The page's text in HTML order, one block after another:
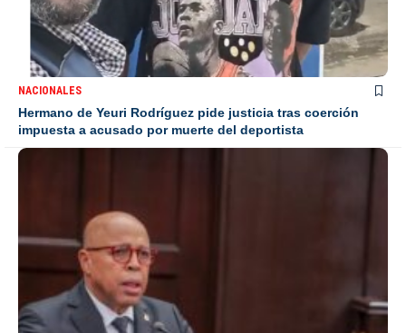
NACIONALES
Hermano de Yeuri Rodríguez pide justicia tras coerción
impuesta a acusado por muerte del deportista